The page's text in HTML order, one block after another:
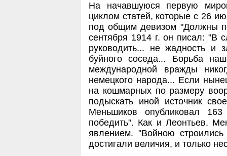
На начавшуюся первую
циклом статей, которые с 26
под общим девизом "Должны
сентября 1914 г. он писал: "В
руководить... не жадность и
буйного соседа... Борьба
международной вражды
немецкого народа... Если
на кошмарных по размеру
подыскать иной источник
Меньшиков опубликовал
победить". Как и Леонтьев,
явлением. "Войною
достигали величия, и только